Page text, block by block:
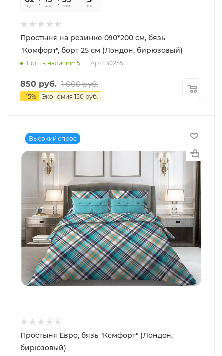
дн час мин секшт
Простыня на резинке 090*200 см, бязь
"Комфорт", борт 25 см (Лондон, бирюзовый)
Есть в наличии: 5 Арт.: 30255
850 руб. 1 000руб.
-15% Экономия 150 руб.
Высокий спрос
Простыня Евро, бязь "Комфорт" (Лондон,
бирюзовый)